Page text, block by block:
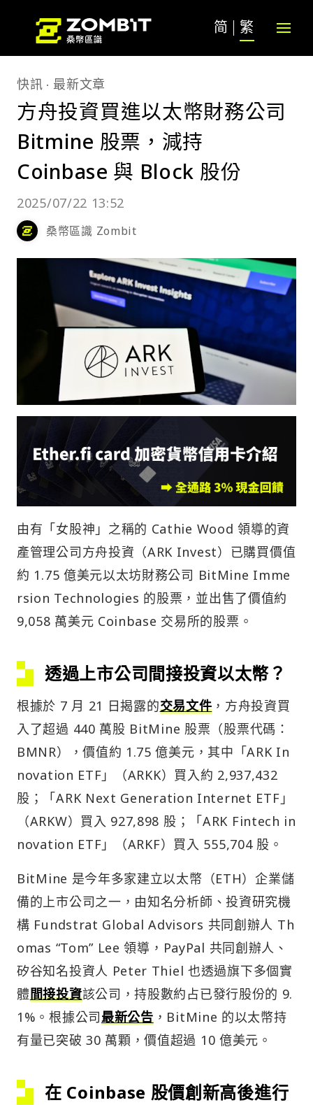
简 繁
快訊 最新文章
方舟投資買進以太幣財務公司
Bitmine 股票，減持
Coinbase 與 Block 股份
2025/07/22 13:52
桑幣區識 Zombit
由有「女股神」之稱的 Cathie Wood 領導的資
產管理公司方舟投資（ARK Invest）已購買價值
約 1.75 億美元以太坊財務公司 BitMine Imme
rsion Technologies 的股票，並出售了價值約
9,058 萬美元 Coinbase 交易所的股票。
透過上市公司間接投資以太幣？
根據於 7 月 21 日揭露的交易文件 ，方舟投資買
入了超過 440 萬股 BitMine 股票（股票代碼：
BMNR），價值約 1.75 億美元，其中「ARK In
novation ETF」（ARKK）買入約 2,937,432
股；「ARK Next Generation Internet ETF」
（ARKW）買入 927,898 股；「ARK Fintech in
novation ETF」（ARKF）買入 555,704 股。
BitMine 是今年多家建立以太幣（ETH）企業儲
備的上市公司之一，由知名分析師、投資研究機
構 Fundstrat Global Advisors 共同創辦人 Th
omas “Tom” Lee 領導，PayPal 共同創辦人、
矽谷知名投資人 Peter Thiel 也透過旗下多個實
體間接投資該公司，持股數約占已發行股份的 9.
1%。根據公司最新公告，BitMine 的以太幣持
有量已突破 30 萬顆，價值超過 10 億美元。
在 Coinbase 股價創新高後進行